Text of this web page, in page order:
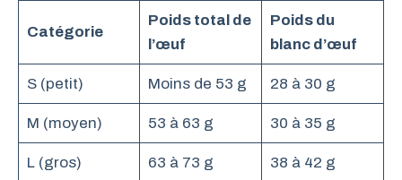
Catégorie
Poids total de
l’œuf
Poids du
blanc d’œuf
S (petit) Moins de 53 g 28 à 30 g
M (moyen) 53 à 63 g 30 à 35 g
L (gros) 63 à 73 g 38 à 42 g